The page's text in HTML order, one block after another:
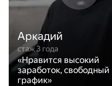
Аркадий
стаж 3 года
«Нравится высокий
заработок, свободный
график»